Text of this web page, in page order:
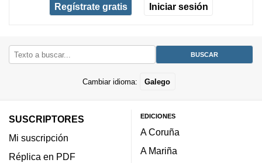
Regístrate gratis Iniciar sesión
Cambiar idioma: Galego
SUSCRIPTORES
Mi suscripción
Réplica en PDF
EDICIONES
A Coruña
A Mariña